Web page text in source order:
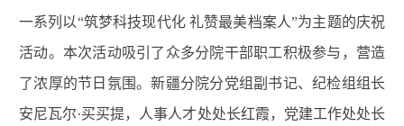
一系列以“筑梦科技现代化 礼赞最美档案人”为主题的庆祝
活动。本次活动吸引了众多分院干部职工积极参与，营造
了浓厚的节日氛围。新疆分院分党组副书记、纪检组组长
安尼瓦尔·买买提，人事人才处处长红霞，党建工作处处长